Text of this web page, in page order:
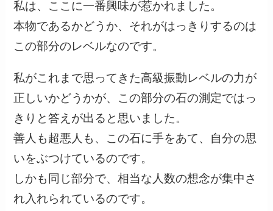
私は、ここに一番興味が惹かれました。
本物であるかどうか、それがはっきりするのは
この部分のレベルなのです。
私がこれまで思ってきた高級振動レベルの力が
正しいかどうかが、この部分の石の測定ではっ
きりと答えが出ると思いました。
善人も超悪人も、この石に手をあて、自分の思
いをぶつけているのです。
しかも同じ部分で、相当な人数の想念が集中さ
れ入れられているのです。